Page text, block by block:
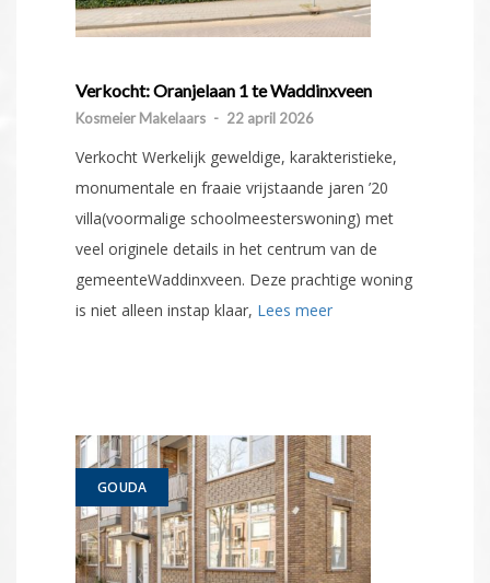
Verkocht: Oranjelaan 1 te Waddinxveen
Kosmeier Makelaars - 22 april 2026
Verkocht Werkelijk geweldige, karakteristieke,
monumentale en fraaie vrijstaande jaren ’20
villa(voormalige schoolmeesterswoning) met
veel originele details in het centrum van de
gemeenteWaddinxveen. Deze prachtige woning
is niet alleen instap klaar, Lees meer
GOUDA